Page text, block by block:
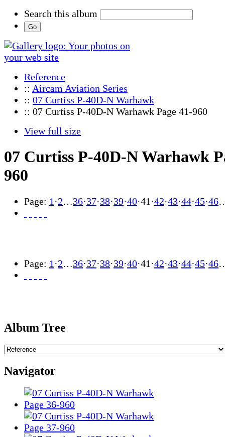
Search this album
Reference
:: Aircam Aviation Series
:: 07 Curtiss P-40D-N Warhawk
:: 07 Curtiss P-40D-N Warhawk Page 41-960
View full size
07 Curtiss P-40D-N Warhawk
960
Page: 1 ·2…36·37·38·39·40·41 ·42·43·44·45·46
Page: 1 ·2…36·37·38·39·40·41 ·42·43·44·45·46
Album Tree
Navigator